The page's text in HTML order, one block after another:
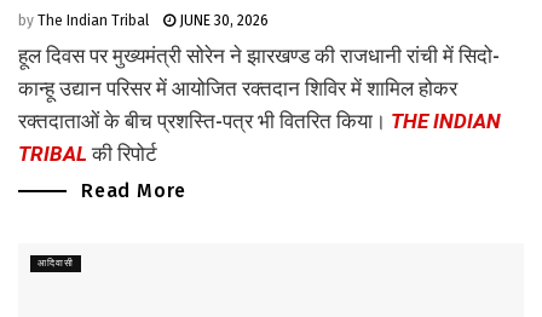
by The Indian Tribal JUNE 30, 2026
हूल दिवस पर मुख्यमंत्री सोरेन ने झारखण्ड की राजधानी रांची में सिदो-
कान्हू उद्यान परिसर में आयोजित रक्तदान शिविर में शामिल होकर
रक्तदाताओं के बीच प्रशस्ति-पत्र भी वितरित किया। THE INDIAN
TRIBAL की रिपोर्ट
Read More
आदिवासी